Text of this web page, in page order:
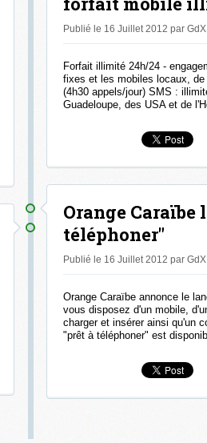
Publié le 16 Juillet 2012 par GdX
Forfait illimité 24h/24 -
fixes et les mobiles locaux,
(4h30 appels/jour) SMS :
Guadeloupe, des USA et de
Orange Caraïbe
téléphoner"
Publié le 16 Juillet 2012 par GdX
Orange Caraïbe annonce le
vous disposez d'un mobile,
charger et insérer ainsi qu'un
"prêt à téléphoner" est